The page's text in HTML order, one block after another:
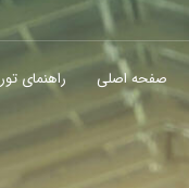
صفحه اصلی راهنمای تور